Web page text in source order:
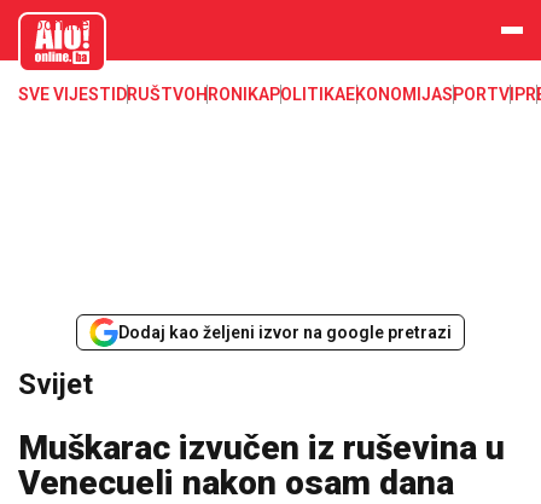
aloonline.b
SVE VIJESTI DRUŠTVOHRONIKAPOLITIKAEKONOMIJASPORTVIP
Dodaj kao željeni izvor na google pretrazi
Svijet
Muškarac izvučen iz ruševina u
Venecueli nakon osam dana